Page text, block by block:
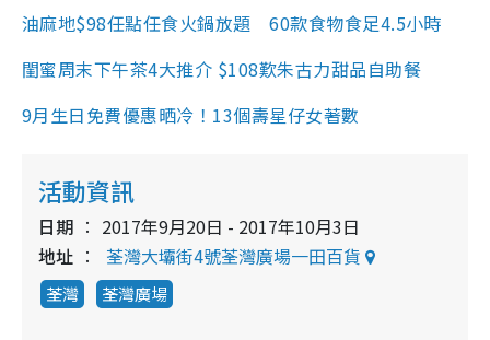
油麻地$98任點任食火鍋放題 60款食物食足4.5小時
閨蜜周末下午茶4大推介 $108歎朱古力甜品自助餐
9月生日免費優惠晒冷！13個壽星仔女著數
活動資訊
日期
2017年9月20日 - 2017年10月3日
地址
荃灣大壩街4號荃灣廣場一田百貨
荃灣 荃灣廣場